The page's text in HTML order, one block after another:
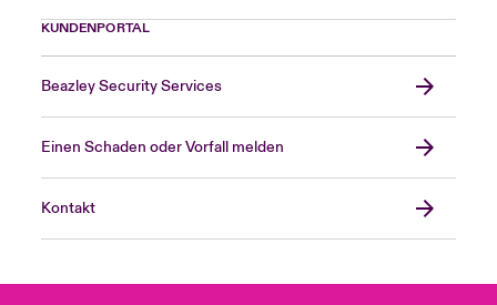
KUNDENPORTAL
Beazley Security Services
Einen Schaden oder Vorfall melden
Kontakt